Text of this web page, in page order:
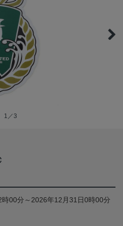
1／3
00分～2026年12月31日0時00分